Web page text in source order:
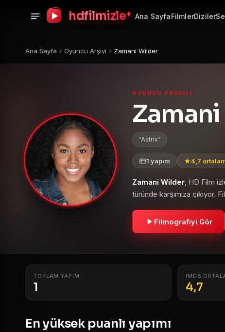
hdfilmizle+ Ana SayfaFilmlerDiziler
Ana Sayfa Oyuncu Arşivi Zamani Wilder
OYUNCU PROFILI
Astrix
1 yapım 4,7
Zamani Wilder, HD Film
türünde karşımıza çıkıyor.
Filmografiyi Gör
TOPLAM YAPIM
1
IMDB
4,7
En yüksek puanlı yapımı